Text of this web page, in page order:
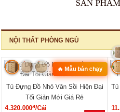
MÃ: 8411
Bộ Sofa Góc Gỗ Sồi Mỹ Có Ghế
Đơn Thiết Kế Bo Tròn
‹